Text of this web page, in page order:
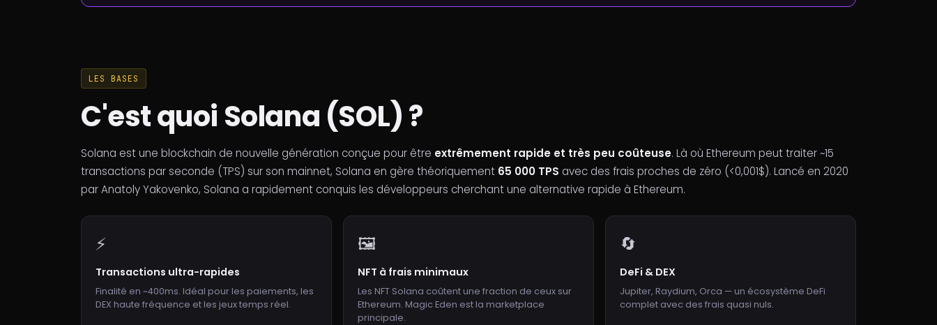
LES BASES
C'est quoi Solana (SOL) ?
Solana est une blockchain de nouvelle génération conçue pour être extrêmement rapide et très peu coûteuse. Là où Ethereum peut traiter ~15
transactions par seconde (TPS) sur son mainnet, Solana en gère théoriquement 65 000 TPS avec des frais proches de zéro (<0,001$). Lancé en 2020
par Anatoly Yakovenko, Solana a rapidement conquis les développeurs cherchant une alternative rapide à Ethereum.
⚡
Transactions ultra-rapides
Finalité en ~400ms. Idéal pour les paiements, les
DEX haute fréquence et les jeux temps réel.
🖼
NFT à frais minimaux
Les NFT Solana coûtent une fraction de ceux sur
Ethereum. Magic Eden est la marketplace
principale.
🔄
DeFi & DEX
Jupiter, Raydium, Orca — un écosystème DeFi
complet avec des frais quasi nuls.